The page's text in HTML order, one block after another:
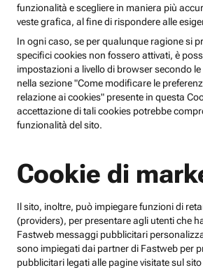
funzionalità e scegliere in maniera più
veste grafica, al fine di rispondere alle
In ogni caso, se per qualunque ragione si
specifici cookies non fossero attivati, è
impostazioni a livello di browser secondo
nella sezione "Come modificare le
relazione ai cookies" presente in questa
accettazione di tali cookies potrebbe
funzionalità del sito.
Cookie di
Il sito, inoltre, può impiegare funzioni di
(providers), per presentare agli utenti che
Fastweb messaggi pubblicitari
sono impiegati dai partner di Fastweb per
pubblicitari legati alle pagine visitate sul